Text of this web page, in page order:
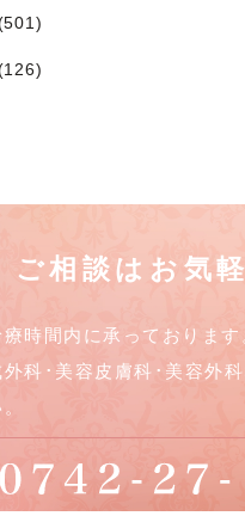
ご相談はお気
時間内に承っております
科･美容皮膚科･美容外